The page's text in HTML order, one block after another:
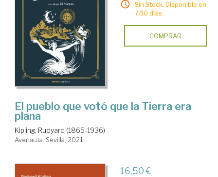
Sin Stock. Disponible en
7/10 días.
COMPRAR
El pueblo que votó que la Tierra era
plana
Kipling, Rudyard (1865-1936)
Avenauta. Sevilla, 2021
16,50 €